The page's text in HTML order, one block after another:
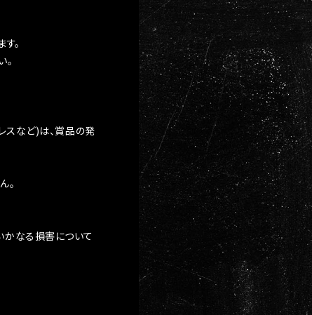
。
スなど)は、賞品の発
。
かなる損害について